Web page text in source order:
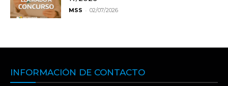
MSS - 02/07/2026
INFORMACIÓN DE CONTACTO